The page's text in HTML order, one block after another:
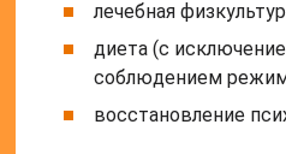
лечебная
диета (с
соблюдением
восстановление